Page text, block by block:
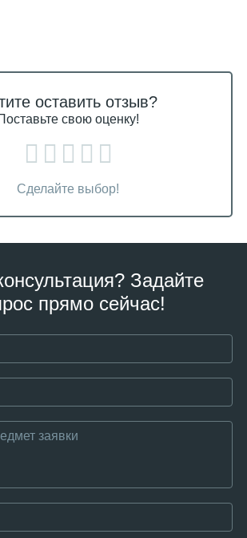
оставить отзыв?
свою оценку!
Сделайте выбор!
Задайте
прямо сейчас!